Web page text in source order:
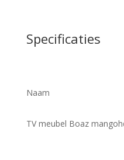
Specificaties
Naam
TV meubel Boaz